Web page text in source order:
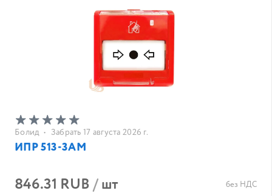
Болид • Забрать 17 августа 2026 г.
ИПР 513-3АМ
846.31 RUB/шт без НДС